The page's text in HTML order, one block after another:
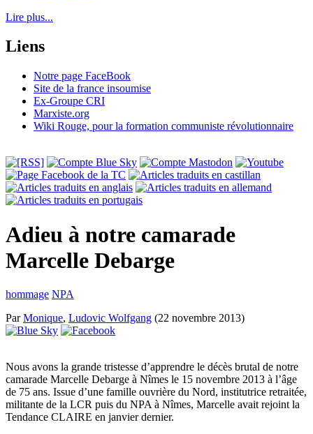
Lire plus...
Liens
Notre page FaceBook
Site de la france insoumise
Ex-Groupe CRI
Marxiste.org
Wiki Rouge, pour la formation communiste révolutionnaire
Adieu à notre camarade
Marcelle Debarge
hommage NPA
ParMonique, Ludovic Wolfgang (22 novembre 2013)
Nous avons la grande tristesse d’apprendre le décès brutal de notre
camarade Marcelle Debarge à Nîmes le 15 novembre 2013 à l’âge
de 75 ans. Issue d’une famille ouvrière du Nord, institutrice retraitée,
militante de la LCR puis du NPA à Nîmes, Marcelle avait rejoint la
Tendance CLAIRE en janvier dernier.